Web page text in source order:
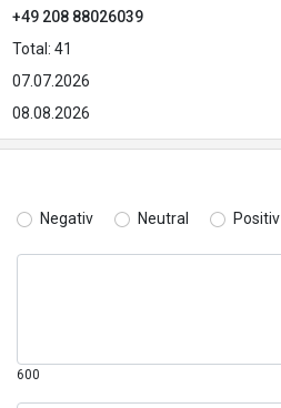
+49 208 88026039
Total: 41
07.07.2026
08.08.2026
Negativ Neutral Positiv
600